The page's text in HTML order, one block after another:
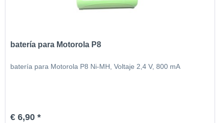
batería para Motorola P8
batería para Motorola P8 Ni-MH, Voltaje 2,4 V, 800 mA
€ 6,90 *